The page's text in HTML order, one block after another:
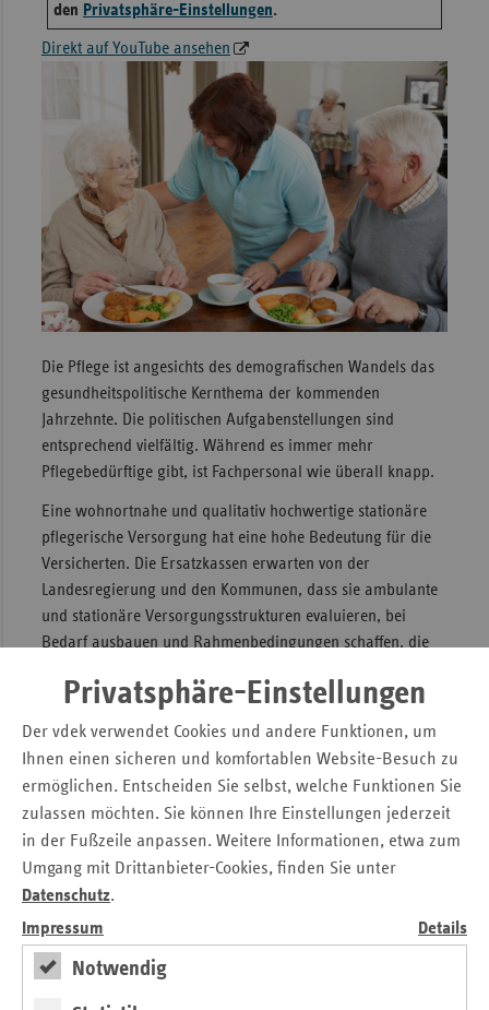
Privatsphäre-Einstellungen
Der vdek verwendet Cookies und andere Funktionen, um
Ihnen einen sicheren und komfortablen Website-Besuch zu
ermöglichen. Entscheiden Sie selbst, welche Funktionen Sie
zulassen möchten. Sie können Ihre Einstellungen jederzeit
in der Fußzeile anpassen. Weitere Informationen, etwa zum
Umgang mit Drittanbieter-Cookies, finden Sie unter
Datenschutz.
Impressum
Details
Notwendig
den Privatsphäre-Einstellungen.
Direkt auf YouTube ansehen
Die Pflege ist angesichts des demografischen Wandels das
gesundheitspolitische Kernthema der kommenden
Jahrzehnte. Die politischen Aufgabenstellungen sind
entsprechend vielfältig. Während es immer mehr
Pflegebedürftige gibt, ist Fachpersonal wie überall knapp.
Eine wohnortnahe und qualitativ hochwertige stationäre
pflegerische Versorgung hat eine hohe Bedeutung für die
Versicherten. Die Ersatzkassen erwarten von der
Landesregierung und den Kommunen, dass sie ambulante
und stationäre Versorgungsstrukturen evaluieren, bei
Bedarf ausbauen und Rahmenbedingungen schaffen, die
eine bedarfsgerechte Anzahl von Plätzen in Pflegeheimen
anzubieten.
Zudem fordern die Ersatzkassen die künftige
Landesregierung auf, Einschränkungen bei der
Investitionskostenförderung zu überprüfen. Die Übernahme
der vollen Investitionskosten würde dazu beitragen, die
finanziellen Belastungen der Pflegebedürftigen zu senken –
denn gute Pflege muss für alle finanzierbar sein. Die
Ausbildungskostenumlage aus den einrichtungsbezogenen
Pflegekosten (EEE), um die Bewohner:innen in stationären